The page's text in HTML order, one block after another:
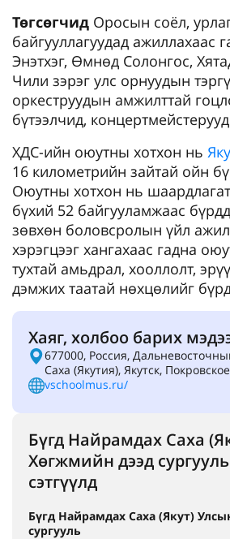
Төгсөгчид Оросын соёл,
байгууллагуудад ажиллахаас
Энэтхэг, Өмнөд Солонгос,
Чили зэрэг улс орнуудын
оркеструудын амжилттай
бүтээлчид,
ХДС-ийн оюутны хотхон нь
16 километрийн зайтай ойн
Оюутны хотхон нь
бүхий 52 байгууламжаас
зөвхөн боловсролын үйл
хэрэгцээг хангахаас гадна
тухтай амьдрал, хооллолт,
дэмжих таатай нөхцөлийг
Хаяг, холбоо барих
677000, Россия,
Саха (Якутия), Якутск,
vschoolmus.ru/
Бүгд Найрамдах Саха
Хөгжмийн дээд сургууль
сэтгүүлд
Бүгд Найрамдах Саха (Якут)
сургууль